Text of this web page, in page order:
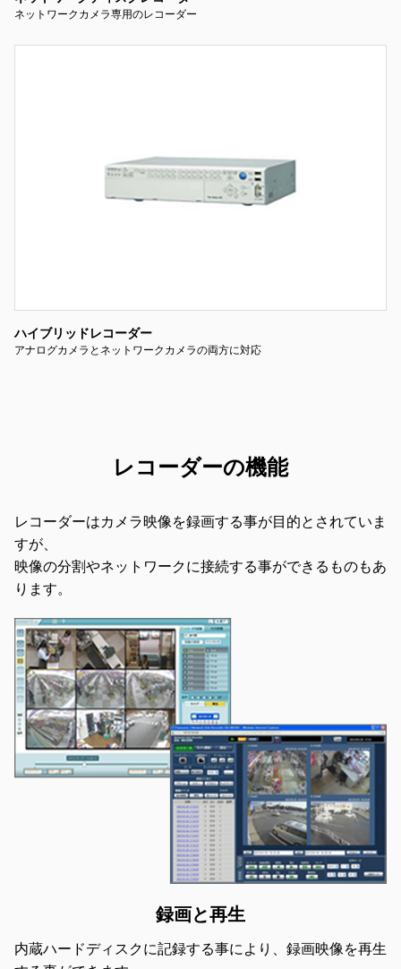
ネットワークカメラ専用のレコーダー
ハイブリッドレコーダー
アナログカメラとネットワークカメラの両方に対応
レコーダーの機能
レコーダーはカメラ映像を録画する事が目的とされていま
すが、
映像の分割やネットワークに接続する事ができるものもあ
ります。
録画と再生
内蔵ハードディスクに記録する事により、録画映像を再生